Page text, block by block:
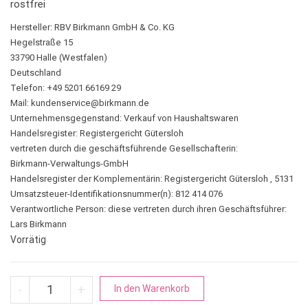
rostfrei
Hersteller: RBV Birkmann GmbH & Co. KG
Hegelstraße 15
33790 Halle (Westfalen)
Deutschland
Telefon: +49 5201 66169 29
Mail: kundenservice@birkmann.de
Unternehmensgegenstand: Verkauf von Haushaltswaren
Handelsregister: Registergericht Gütersloh
vertreten durch die geschäftsführende Gesellschafterin:
Birkmann-Verwaltungs-GmbH
Handelsregister der Komplementärin: Registergericht Gütersloh , 5131
Umsatzsteuer-Identifikationsnummer(n): 812 414 076
Verantwortliche Person: diese vertreten durch ihren Geschäftsführer:
Lars Birkmann
Vorrätig
- Bierflasche | Weinflasche mit Innenprägung Menge
+ In den Warenkorb